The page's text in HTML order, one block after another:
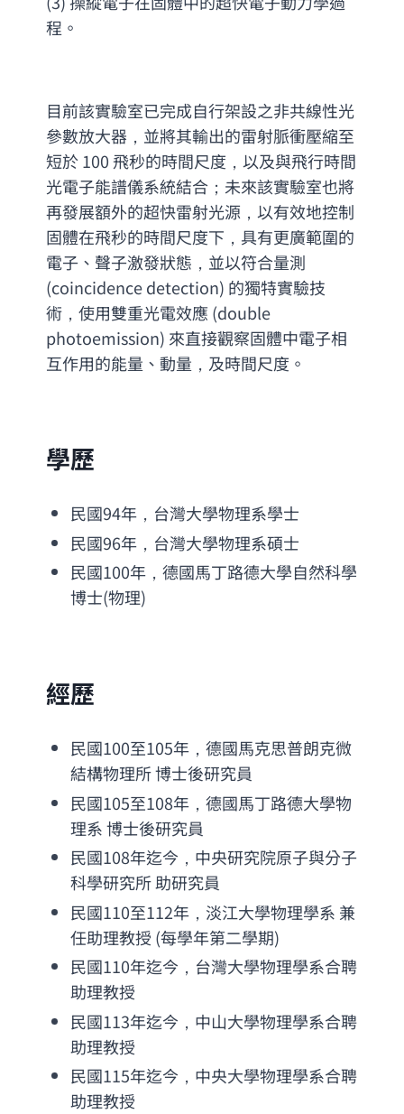
程。
目前該實驗室已完成自行架設之非共線性光
參數放大器，並將其輸出的雷射脈衝壓縮至
短於 100 飛秒的時間尺度，以及與飛行時間
光電子能譜儀系統結合；未來該實驗室也將
再發展額外的超快雷射光源，以有效地控制
固體在飛秒的時間尺度下，具有更廣範圍的
電子、聲子激發狀態，並以符合量測
(coincidence detection) 的獨特實驗技
術，使用雙重光電效應 (double
photoemission) 來直接觀察固體中電子相
互作用的能量、動量，及時間尺度。
學歷
民國94年，台灣大學物理系學士
民國96年，台灣大學物理系碩士
民國100年，德國馬丁路德大學自然科學
博士(物理)
經歷
民國100至105年，德國馬克思普朗克微
結構物理所 博士後研究員
民國105至108年，德國馬丁路德大學物
理系 博士後研究員
民國108年迄今，中央研究院原子與分子
科學研究所 助研究員
民國110至112年，淡江大學物理學系 兼
任助理教授 (每學年第二學期)
民國110年迄今，台灣大學物理學系合聘
助理教授
民國113年迄今，中山大學物理學系合聘
助理教授
民國115年迄今，中央大學物理學系合聘
助理教授